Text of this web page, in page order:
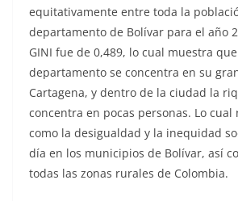
equitativamente entre toda la
departamento de Bolívar para el año
GINI fue de 0,489, lo cual muestra
departamento se concentra en su
Cartagena, y dentro de la ciudad la
concentra en pocas personas. Lo cual
como la desigualdad y la inequidad
día en los municipios de Bolívar, así
todas las zonas rurales de Colombia.